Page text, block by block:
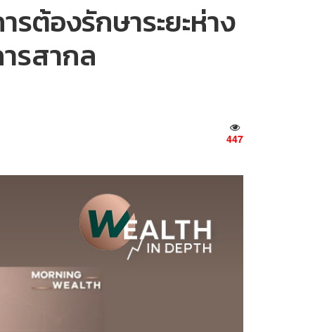
ต้องรักษาระยะห่าง
รสากล
447